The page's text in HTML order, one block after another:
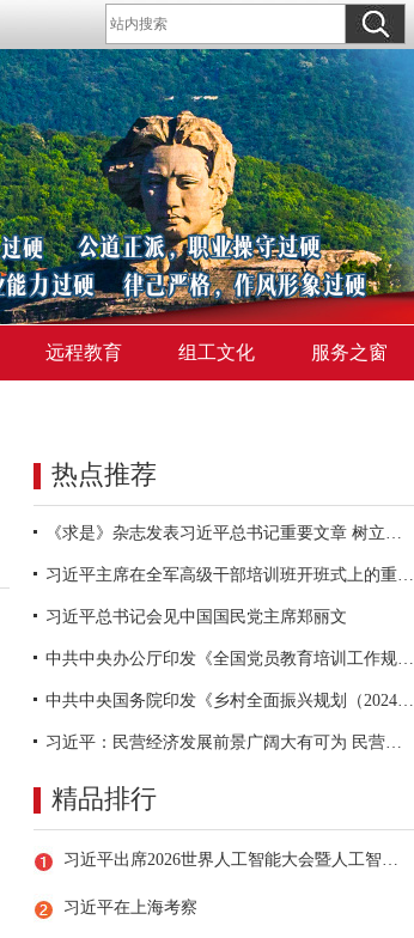
远程教育 组工文化 服务之窗
热点推荐
《求是》杂志发表习近平总书记重要文章 树立和践行正确政绩观
习近平主席在全军高级干部培训班开班式上的重要讲话引领全军开展思想整风、深化政治整训
习近平总书记会见中国国民党主席郑丽文
中共中央办公厅印发《全国党员教育培训工作规划（2024－2028年）》
中共中央国务院印发《乡村全面振兴规划（2024—2027年）》
习近平：民营经济发展前景广阔大有可为 民营企业和民营企业家大显身手正当其时
精品排行
习近平出席2026世界人工智能大会暨人工智能全球治理高级别会议开幕式并发表主旨讲话
习近平在上海考察